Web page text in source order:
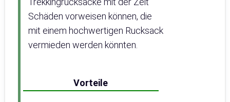
Schäden vorweisen können, die
mit einem hochwertigen Rucksack
vermieden werden könnten.
Vorteile